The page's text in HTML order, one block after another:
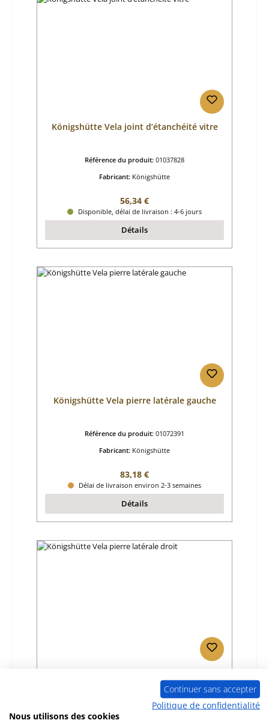
Königshütte Vela joint d’étanchéité vitre
Référence du produit: 01037828
Fabricant: Königshütte
Prix régulier :
56,34 €
Disponible, délai de livraison : 4-6 jours
Détails
Königshütte Vela pierre latérale gauche
Référence du produit: 01072391
Fabricant: Königshütte
Prix régulier :
83,18 €
Délai de livraison environ 2-3 semaines
Détails
Référence du produit:01072392
Continuer sans accepter
Politique de confidentialité
Nous utilisons des cookies